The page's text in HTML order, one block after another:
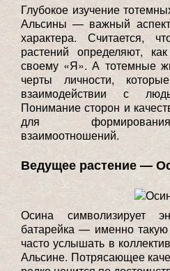
Глубокое изучение
Альсины — важный аспект
характера. Считается,
растений определяют,
своему «Я». А тотемные
черты личности,
взаимодействии с
Понимание сторон и
для
взаимоотношений.
Ведущее растение —
Осина символизирует
батарейка — именно
часто услышать в
Альсине. Потрясающее